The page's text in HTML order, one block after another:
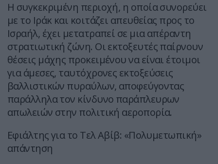
Η συγκεκριμένη περιοχή, η οποία συνορεύει
με το Ιράκ και κοιτάζει απευθείας προς το
Ισραήλ, έχει μετατραπεί σε μια απέραντη
στρατιωτική ζώνη. Οι εκτοξευτές παίρνουν
θέσεις μάχης προκειμένου να είναι έτοιμοι
για άμεσες, ταυτόχρονες εκτοξεύσεις
βαλλιστικών πυραύλων, αποφεύγοντας
παράλληλα τον κίνδυνο παράπλευρων
απωλειών στην πολιτική αεροπορία.
Εφιάλτης για το Τελ Αβίβ: «Πολυμετωπική»
απάντηση